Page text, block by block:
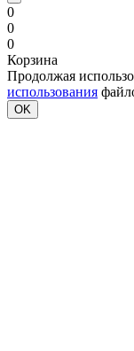
0
0
0
Корзина
Продолжая
использования
OK